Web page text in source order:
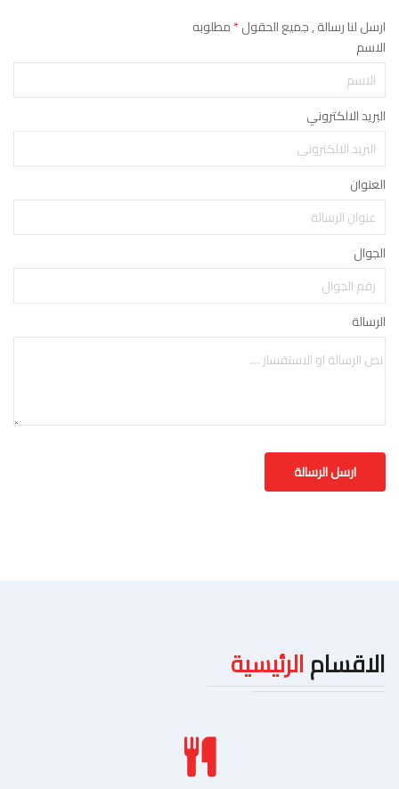
ارسل لنا رسالة , جميع الحقول*مطلوبه
الاسم
البريد الالكتروني
العنوان
الجوال
الرسالة
الاقسامالرئيسية